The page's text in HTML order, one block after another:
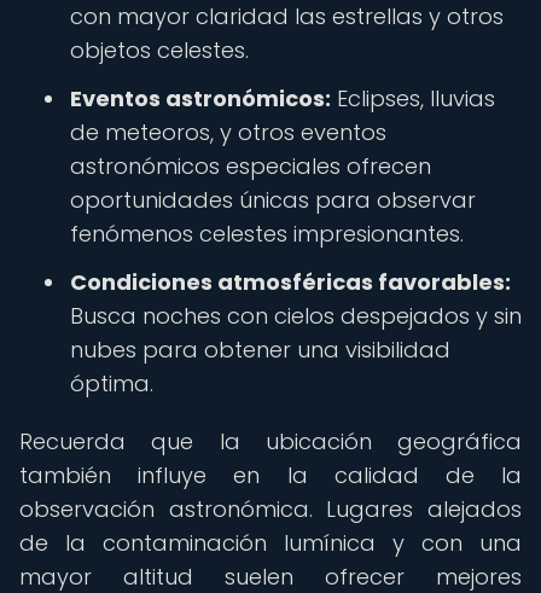
con mayor claridad las estrellas y otros
objetos celestes.
Eventos astronómicos: Eclipses, lluvias
de meteoros, y otros eventos
astronómicos especiales ofrecen
oportunidades únicas para observar
fenómenos celestes impresionantes.
Condiciones atmosféricas favorables:
Busca noches con cielos despejados y sin
nubes para obtener una visibilidad
óptima.
Recuerda que la ubicación geográfica
también influye en la calidad de la
observación astronómica. Lugares alejados
de la contaminación lumínica y con una
mayor altitud suelen ofrecer mejores